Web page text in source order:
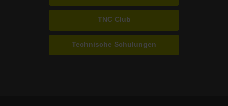
TNC Club
Technische Schulungen